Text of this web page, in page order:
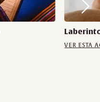
VER ESTA